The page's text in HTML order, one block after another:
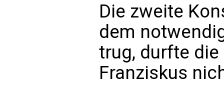
Die zweite
dem
trug, durfte
Franziskus